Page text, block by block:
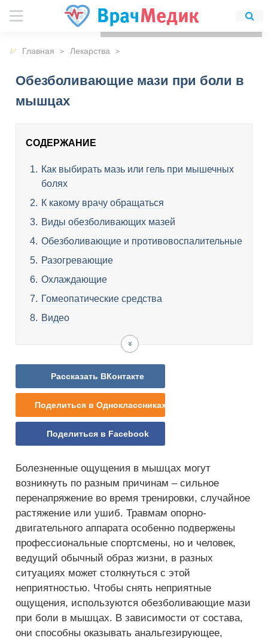
Главная Лекарства
Обезболивающие мази при боли в
мышцах
СОДЕРЖАНИЕ
Как выбирать мазь или гель при мышечных
болях
К какому врачу обращаться
Виды обезболивающих мазей­
Обезболивающие и противовоспалительные
Разогревающие
Охлаждающие
Гомеопатические средства
Видео
Рассказать ВКонтакте
Поделиться в Одноклассниках
Поделиться в Facebook
Болезненные ощущения в мышцах могут
возникнуть по разным причинам – сильное
перенапряжение во время тренировки, случайное
растяжение или ушиб. Травмам опорно-
двигательного аппарата особенно подвержены
профессиональные спортсмены, но и человек,
ведущий обычный образ жизни, в разных
ситуациях может столкнуться с этой
неприятностью. Чтобы снять неприятные
ощущения, используются обезболивающие мази
при боли в мышцах. В зависимости от состава,
они способны оказывать анальгезирующее,
Для любых предложений по
сайту: detirkutsk@cp9.ru